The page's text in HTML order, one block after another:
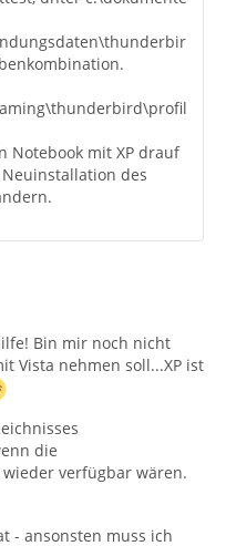
Notebook mit XP drauf
des
Bin mir noch nicht
Vista nehmen soll...XP ist
die
verfügbar wären.
- ansonsten muss ich